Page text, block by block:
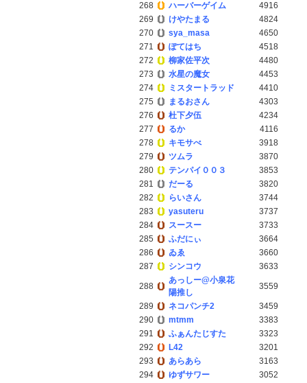
268
ハーバーゲイム
4916
269
けやたまる
4824
270
sya_masa
4650
271
ぽてはち
4518
272
柳家佐平次
4480
273
水星の魔女
4453
274
ミスタートラッド
4410
275
まるおさん
4303
276
杜下夕伍
4234
277
るか
4116
278
キモサべ
3918
279
ツムラ
3870
280
テンパイ００３
3853
281
だーる
3820
282
らいさん
3744
283
yasuteru
3737
284
スースー
3733
285
ふだにぃ
3664
286
ゐゑ
3660
287
シンコウ 3633
288
あっしー@小泉花
陽推し
3559
289 ネコパンチ2
3459
290
mtmm
3383
291
ふぁんたじすた
3323
292
L42
3201
293
あらあら
3163
294
ゆずサワー 3052